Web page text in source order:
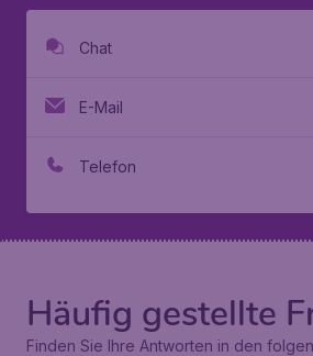
Chat
E-Mail
Telefon
Häufig gestellte
Finden Sie Ihre Antworten in den